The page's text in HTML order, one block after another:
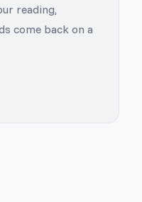
reading,
come back on a